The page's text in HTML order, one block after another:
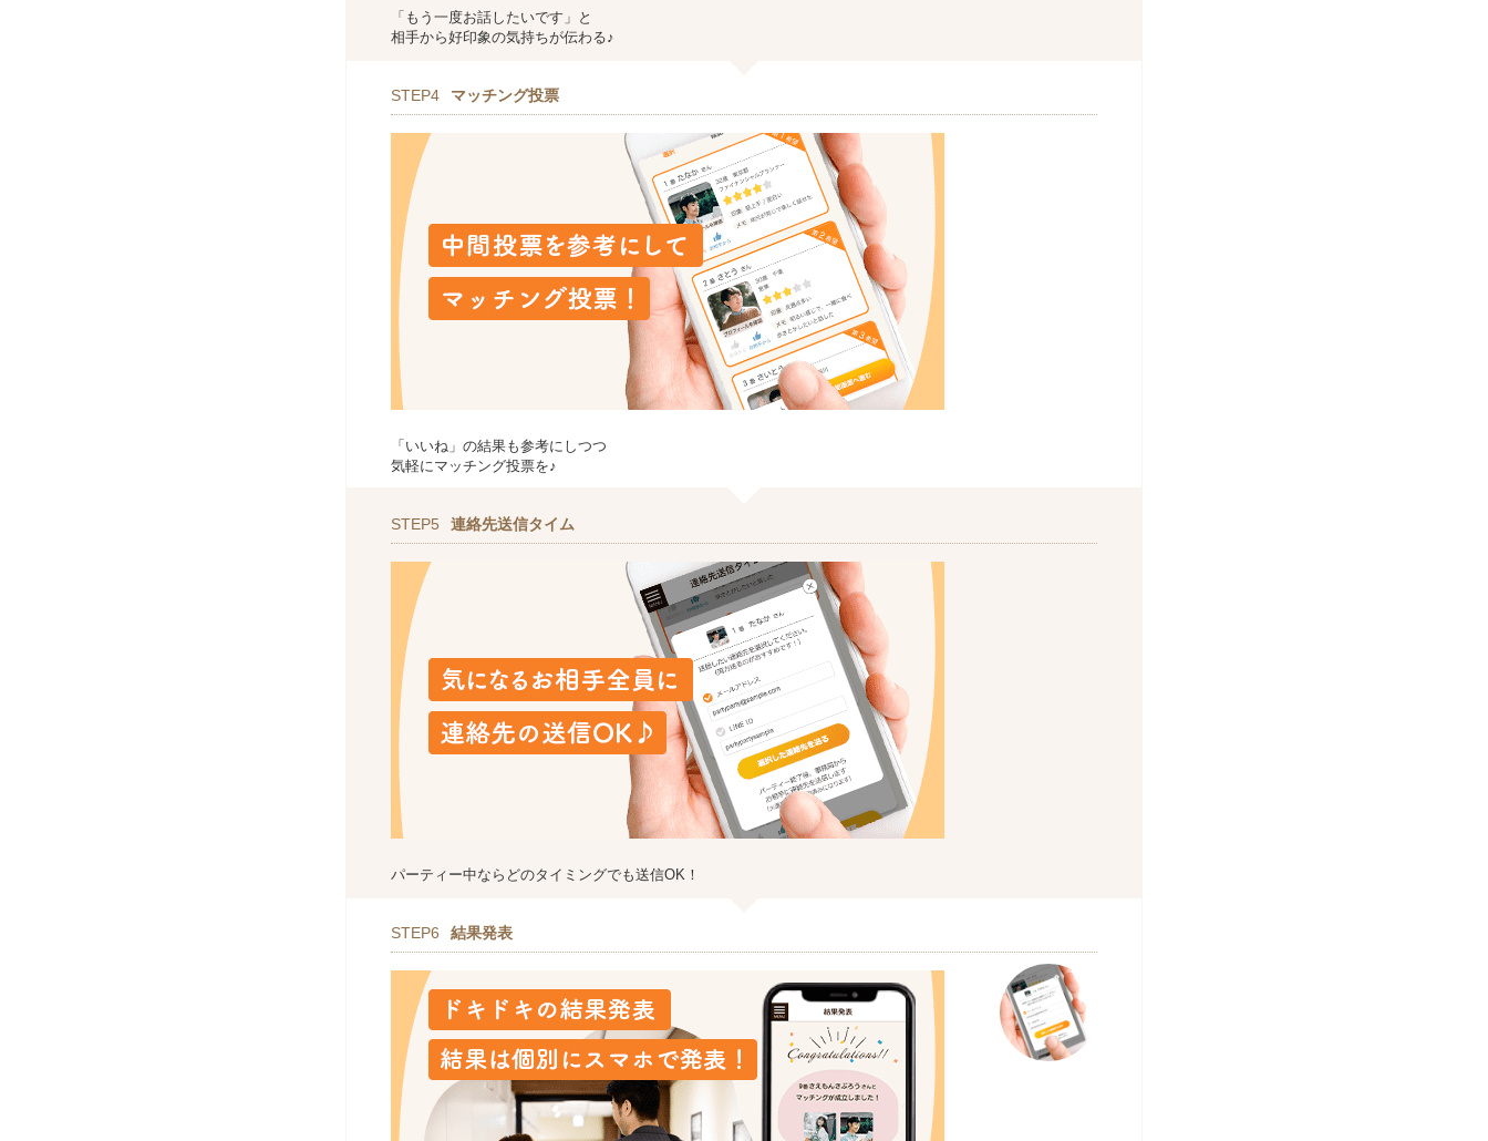
「もう一度お話したいです」と
相手から好印象の気持ちが伝わる♪
STEP4 マッチング投票
「いいね」の結果も参考にしつつ
気軽にマッチング投票を♪
STEP5 連絡先送信タイム
パーティー中ならどのタイミングでも送信OK！
STEP6 結果発表